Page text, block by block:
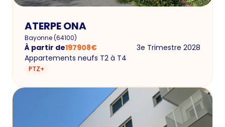
ATERPE ONA
Bayonne(64100)
À partir de197908€
3e Trimestre 2028
Appartements neufs T2 à T4
PTZ+